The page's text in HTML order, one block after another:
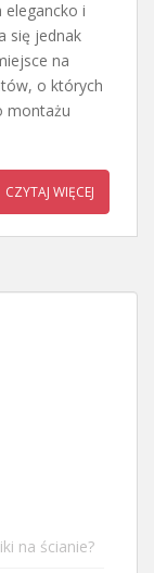
elegancko i
się jednak
na
o których
montażu
CZYTAJ WIĘCEJ
na ścianie?